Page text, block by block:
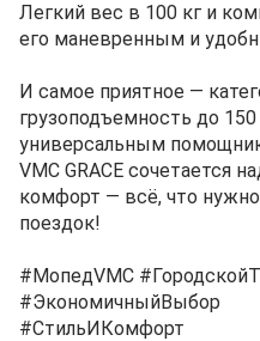
Легкий вес в 100 кг и
его маневренным и
И самое приятное —
грузоподъемность до 150
универсальным
VMC GRACE сочетается
комфорт — всё, что
поездок!
#МопедVMC
#ЭкономичныйВыбор
#СтильИКомфорт